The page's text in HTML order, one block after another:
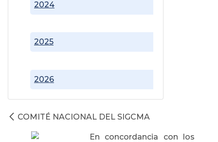
2024
2025
2026
COMITÉ NACIONAL DEL SIGCMA
En concordancia con los